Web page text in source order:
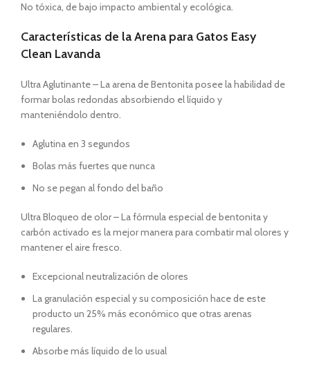
No tóxica, de bajo impacto ambiental y ecológica.
Características de la Arena para Gatos Easy
Clean Lavanda
Ultra Aglutinante – La arena de Bentonita posee la habilidad de
formar bolas redondas absorbiendo el líquido y
manteniéndolo dentro.
Aglutina en 3 segundos
Bolas más fuertes que nunca
No se pegan al fondo del baño
Ultra Bloqueo de olor – La fórmula especial de bentonita y
carbón activado es la mejor manera para combatir mal olores y
mantener el aire fresco.
Excepcional neutralización de olores
La granulación especial y su composición hace de este
producto un 25% más económico que otras arenas
regulares.
Absorbe más líquido de lo usual